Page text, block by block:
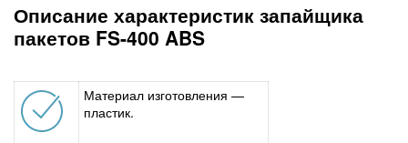
Описание характеристик запайщика
пакетов FS-400 ABS
Материал изготовления —
пластик.